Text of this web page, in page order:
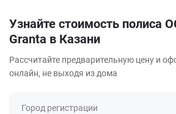
Узнайте стоимость полиса
Granta в Казани
Рассчитайте предварительную цену и
онлайн, не выходя из дома
Город регистрации